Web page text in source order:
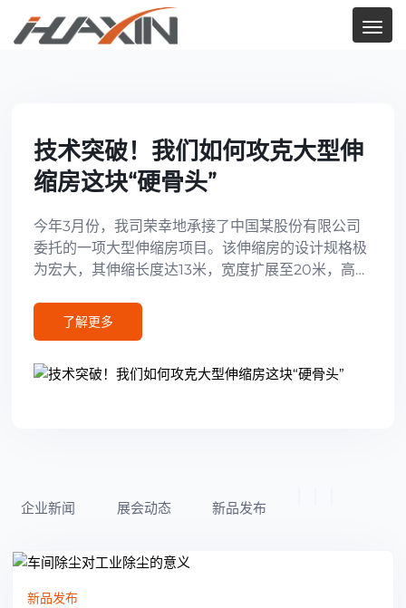
技术突破！我们如何攻克大型伸
缩房这块“硬骨头”
今年3月份，我司荣幸地承接了中国某股份有限公司
委托的一项大型伸缩房项目。该伸缩房的设计规格极
为宏大，其伸缩长度达13米，宽度扩展至20米，高度
了解更多
企业新闻 展会动态 新品发布
新品发布